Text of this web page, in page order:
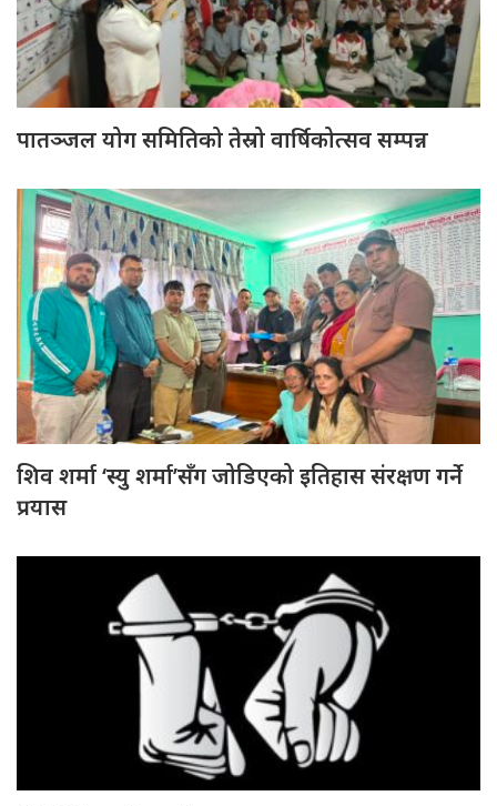
पातञ्जल योग समितिको तेस्रो वार्षिकोत्सव सम्पन्न
शिव शर्मा ‘स्यु शर्मा’सँग जोडिएको इतिहास संरक्षण गर्ने
प्रयास